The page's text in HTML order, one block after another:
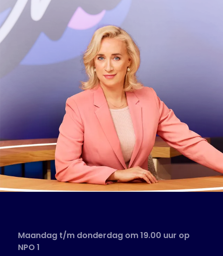
Maandag t/m donderdag om 19.00 uur op
NPO 1